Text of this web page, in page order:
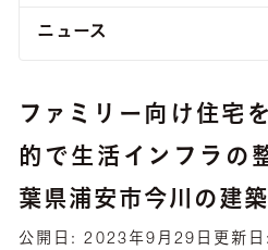
公開日:2023年9月29日 更新
ファミリー向け住宅
的で生活インフラの
葉県浦安市今川の建
ニュース